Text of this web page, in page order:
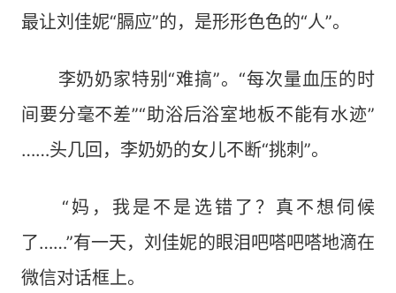
最让刘佳妮“膈应”的，是形形色色的“人”。
李奶奶家特别“难搞”。“每次量血压的时
间要分毫不差”“助浴后浴室地板不能有水迹”
……头几回，李奶奶的女儿不断“挑刺”。
“妈，我是不是选错了？真不想伺候
了……”有一天，刘佳妮的眼泪吧嗒吧嗒地滴在
微信对话框上。